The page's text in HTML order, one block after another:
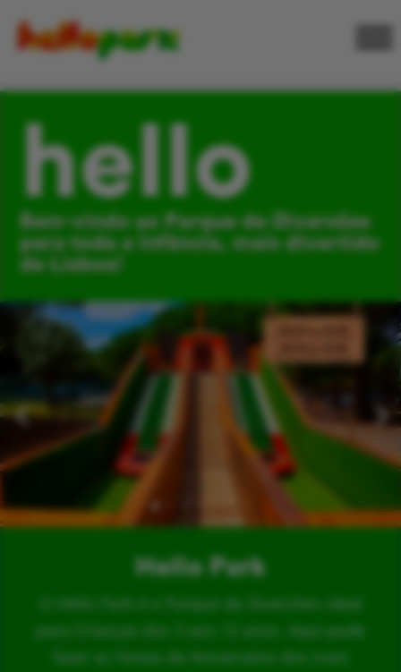
hello
Bem-vindo ao Parque de Diversões
para toda a Infância, mais divertido
de Lisboa!
Hello Park
O Hello Park é o Parque de Diversões ideal
para Crianças dos 3 aos 12 anos. Aqui pode
fazer as Festas de Aniversário dos mais